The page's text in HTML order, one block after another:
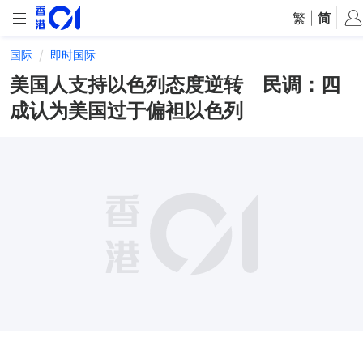
繁 简
国际 即时国际
美国人支持以色列态度逆转 民调：四
成认为美国过于偏袒以色列